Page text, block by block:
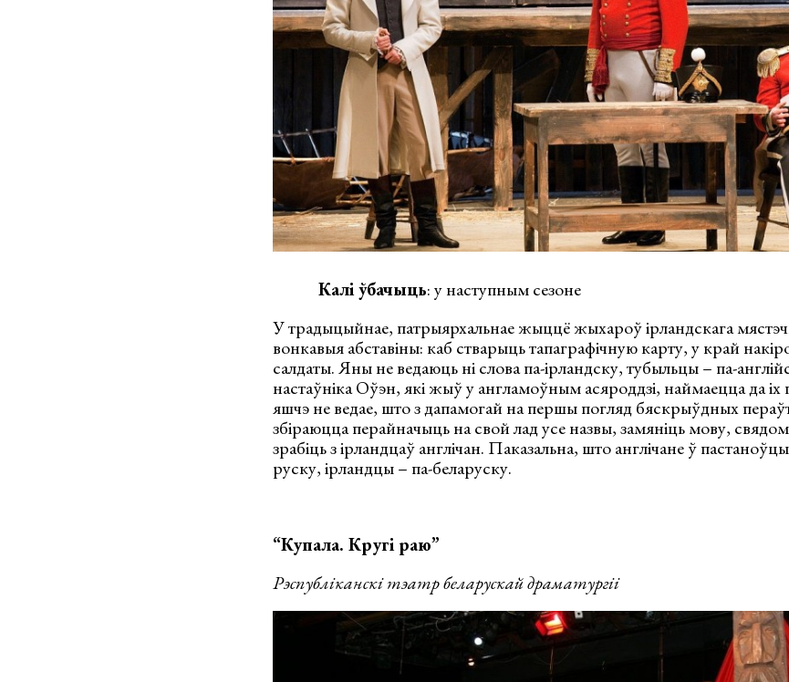
Калі ўбачыць: у наступным сезоне
У традыцыйнае, патрыярхальнае жыццё жыхароў ірландскага
вонкавыя абставіны: каб стварыць тапаграфічную карту, у край
салдаты. Яны не ведаюць ні слова па-ірландску, тубыльцы – па-
настаўніка Оўэн, які жыў у англамоўным асяроддзі, наймаецца да
яшчэ не ведае, што з дапамогай на першы погляд бяскрыўдных
збіраюцца перайначыць на свой лад усе назвы, замяніць мову,
зрабіць з ірландцаў англічан. Паказальна, што англічане ў
руску, ірландцы – па-беларуску.
“Купала. Кругі раю”
Рэспубліканскі тэатр беларускай драматургіі